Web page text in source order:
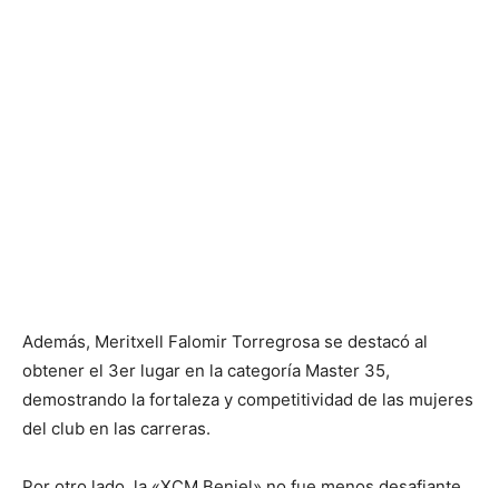
Además, Meritxell Falomir Torregrosa se destacó al
obtener el 3er lugar en la categoría Master 35,
demostrando la fortaleza y competitividad de las mujeres
del club en las carreras.